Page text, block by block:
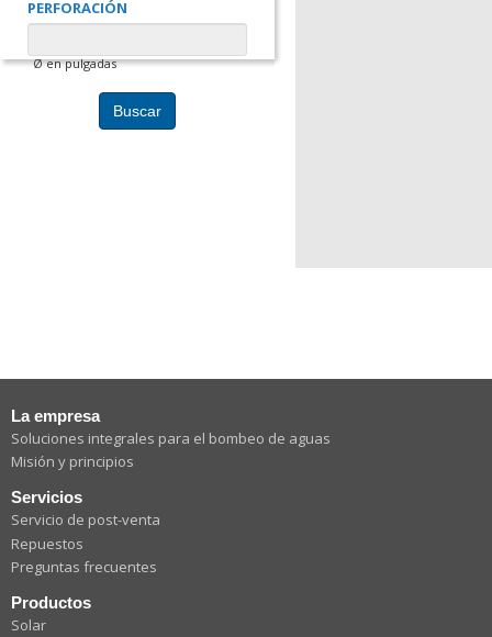
PERFORACIÓN
Ø en pulgadas
Buscar
La empresa
Soluciones integrales para el bombeo de aguas
Misión y principios
Servicios
Servicio de post-venta
Repuestos
Preguntas frecuentes
Productos
Solar